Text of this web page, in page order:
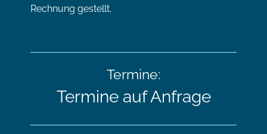
Rechnung gestellt.
Termine:
Termine auf Anfrage